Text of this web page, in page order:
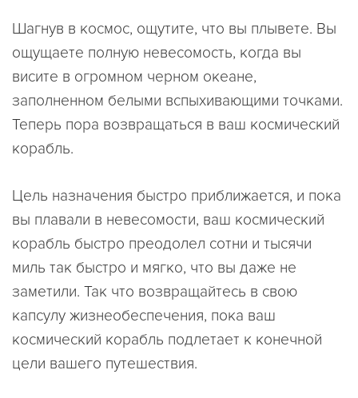
Шагнув в космос, ощутите, что вы плывете. Вы
ощущаете полную невесомость, когда вы
висите в огромном черном океане,
заполненном белыми вспыхивающими точками.
Теперь пора возвращаться в ваш космический
корабль.
Цель назначения быстро приближается, и пока
вы плавали в невесомости, ваш космический
корабль быстро преодолел сотни и тысячи
миль так быстро и мягко, что вы даже не
заметили. Так что возвращайтесь в свою
капсулу жизнеобеспечения, пока ваш
космический корабль подлетает к конечной
цели вашего путешествия.